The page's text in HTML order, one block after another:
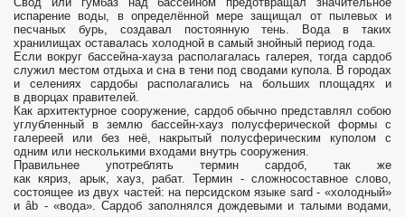
испарение воды, в определённой мере защищал от пылевых и
песчаных бурь, создавал постоянную тень. Вода в таких
хранилищах оставалась холодной в самый знойный период года.
Если вокруг бассейна-хауза располагалась галерея, тогда сардоб
служил местом отдыха и сна в тени под сводами купола. В городах
и селениях сардобы располагались на больших площадях и
в дворцах правителей.
Как архитектурное сооружение, сардоб обычно представлял собою
углубленный в землю бассейн-хауз полусферической формы с
галереей или без неё, накрытый полусферическим куполом с
одним или несколькими входами внутрь сооружения.
Правильнее употреблять термин сардоб, так же
как кяриз, арык, хауз, рабат. Термин - сложносоставное слово,
состоящее из двух частей: на персидском языке sard - «холодный»
и âb - «вода». Сардоб заполнялся дождевыми и талыми водами,